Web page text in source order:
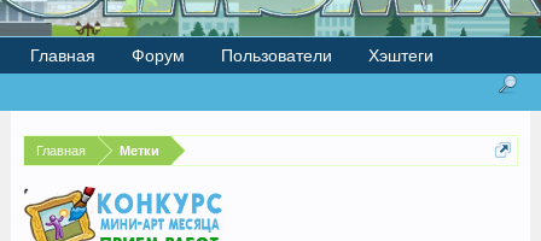
Главная Метки
Главная Форум Пользователи Хэштеги